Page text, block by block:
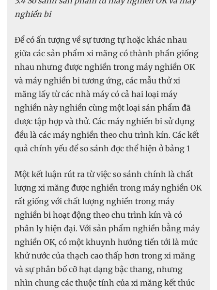
nghiền bi
Để có ấn tượng về sự tương tự hoặc khác nhau
giữa các sản phẩm xi măng có thành phần giống
nhau nhưng được nghiền trong máy nghiền OK
và máy nghiền bi tương ứng, các mẫu thử xi
măng lấy từ các nhà máy có cả hai loại máy
nghiền này nghiền cùng một loại sản phẩm đã
được tập hợp và thử. Các máy nghiền bi sử dụng
đều là các máy nghiền theo chu trình kín. Các kết
quả chính yếu để so sánh đợc thể hiện ở bảng 1
Một kết luận rút ra từ việc so sánh chính là chất
lượng xi măng được nghiền trong máy nghiền OK
rất giống với chất lượng nghiền trong máy
nghiền bi hoạt động theo chu trình kín và có
phân ly hiện đại. Với sản phẩm nghiền bằng máy
nghiền OK, có một khuynh hướng tiến tới là mức
khử nước của thạch cao thấp hơn trong xi măng
và sự phân bố cỡ hạt dạng bậc thang, nhưng
nhìn chung các thuộc tính của xi măng kết thúc